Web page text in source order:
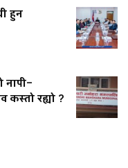
हुन
कस्तो रह्यो ?